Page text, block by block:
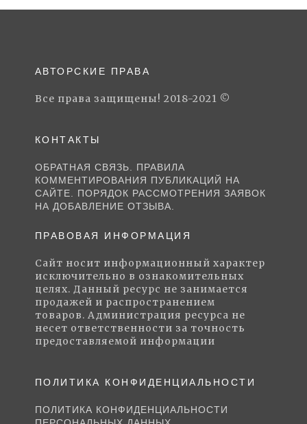
АВТОРСКИЕ ПРАВА
Все права защищены! 2018-2021 ©
КОНТАКТЫ
ОБРАТНАЯ СВЯЗЬ. ПРАВИЛА
КОММЕНТИРОВАНИЯ ПУБЛИКАЦИЙ НА
САЙТЕ. ПОРЯДОК РАССМОТРЕНИЯ ЗАЯВОК
НА ДОБАВЛЕНИЕ ОТЗЫВА.
ПРАВОВАЯ ИНФОРМАЦИЯ
Сайт носит информационный характер
исключительно в ознакомительных
целях. Данный ресурс не занимается
продажей и распространением
товаров. Администрация ресурса не
несет ответственности за точность
предоставляемой информации
ПОЛИТИКА КОНФИДЕНЦИАЛЬНОСТИ
ПОЛИТИКА КОНФИДЕНЦИАЛЬНОСТИ